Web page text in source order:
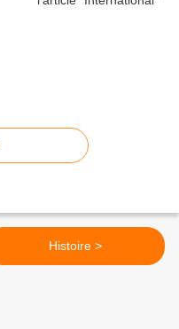
Histoire >